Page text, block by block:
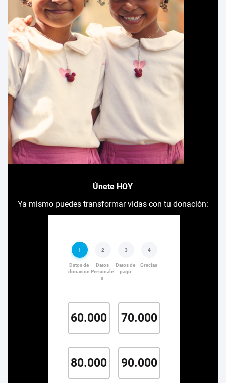
Únete HOY
Ya mismo puedes transformar vidas con tu donación: